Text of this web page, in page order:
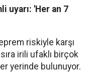
uyarı: 'Her an 7
riskiyle karşı
sıra irili ufaklı birçok
yerinde bulunuyor.